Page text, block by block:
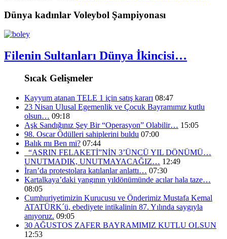
Dünya kadınlar Voleybol Şampiyonası
Filenin Sultanları Dünya İkincisi…
Sıcak Gelişmeler
Kayyum atanan TELE 1 için satış kararı 08:47
23 Nisan Ulusal Egemenlik ve Çocuk Bayramımız kutlu
olsun… 09:18
Aşk Sandığınız Şey Bir “Operasyon” Olabilir… 15:05
98. Oscar Ödülleri sahiplerini buldu 07:00
Balık mı Ben mi? 07:44
“ASRIN FELAKETİ”NİN 3’ÜNCÜ YIL DÖNÜMÜ…
UNUTMADIK, UNUTMAYACAĞIZ… 12:49
İran’da protestolara katılanlar anlattı… 07:30
Kartalkaya’daki yangının yıldönümünde acılar hala taze…
08:05
Cumhuriyetimizin Kurucusu ve Önderimiz Mustafa Kemal
ATATÜRK´ü, ebediyete intikalinin 87. Yılında saygıyla
anıyoruz. 09:05
30 AĞUSTOS ZAFER BAYRAMIMIZ KUTLU OLSUN
12:53